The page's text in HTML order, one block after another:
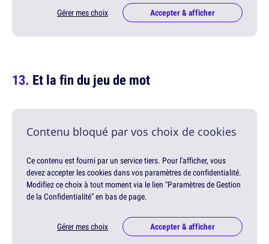
Gérer mes choix Accepter & afficher
Et la fin du jeu de mot
Contenu bloqué par vos choix de cookies
Ce contenu est fourni par un service tiers. Pour l'afficher, vous
devez accepter les cookies dans vos paramètres de confidentialité.
Modifiez ce choix à tout moment via le lien "Paramètres de Gestion
de la Confidentialité" en bas de page.
Gérer mes choix Accepter & afficher